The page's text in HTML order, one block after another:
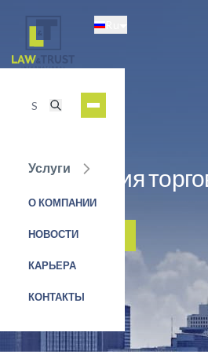
основному
содержанию
Услуги
О КОМПАНИИ
НОВОСТИ
КАРЬЕРА
КОНТАКТЫ
Регистрация
Кении
ЗАЯВКА НА УСЛУГУ